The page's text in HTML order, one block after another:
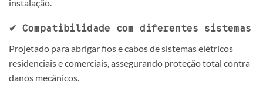
instalação.
✔ Compatibilidade com diferentes sistemas
Projetado para abrigar fios e cabos de sistemas elétricos
residenciais e comerciais, assegurando proteção total contra
danos mecânicos.